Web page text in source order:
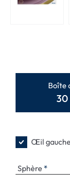
Boîte
30
Œil gauche
Sphère